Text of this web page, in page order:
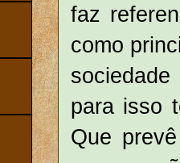
faz
como
para isso
Que